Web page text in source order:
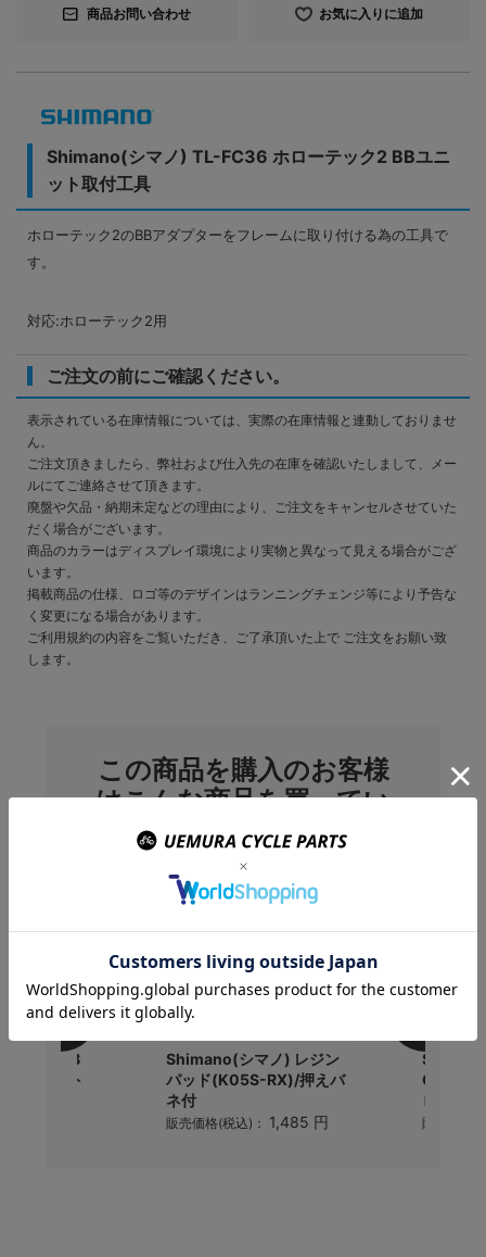
商品お問い合わせ お気に入りに追加
Shimano(シマノ) TL-FC36 ホローテック2 BBユニ
ット取付工具
ホローテック2のBBアダプターをフレームに取り付ける為の工具で
す。
対応:ホローテック2用
ご注文の前にご確認ください。
表示されている在庫情報については、実際の在庫情報と連動しておりませ
ん。
ご注文頂きましたら、弊社および仕入先の在庫を確認いたしまして、メー
ルにてご連絡させて頂きます。
廃盤や欠品・納期未定などの理由により、ご注文をキャンセルさせていた
だく場合がございます。
商品のカラーはディスプレイ環境により実物と異なって見える場合がござ
います。
掲載商品の仕様、ロゴ等のデザインはランニングチェンジ等により予告な
く変更になる場合があります。
ご利用規約の内容をご覧いただき、ご了承頂いた上で ご注文をお願い致
します。
この商品を購入のお客様
はこんな商品を買ってい
ます
) TL-AJB
ブルボルト
Shimano(シマノ) レジン
パッド(K05S-RX)/押えバ
ネ付
販売価格(税込)： 1,485 円
CL900
ローター
販売価格(